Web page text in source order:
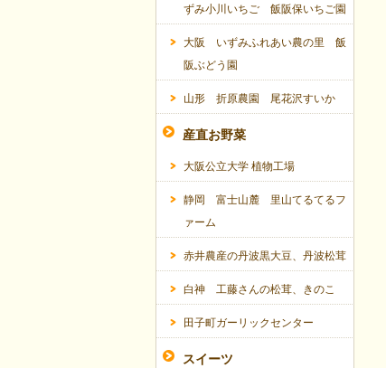
ずみ小川いちご 飯阪保いちご園
大阪 いずみふれあい農の里 飯
阪ぶどう園
山形 折原農園 尾花沢すいか
産直お野菜
大阪公立大学 植物工場
静岡 富士山麓 里山てるてるフ
ァーム
赤井農産の丹波黒大豆、丹波松茸
白神 工藤さんの松茸、きのこ
田子町ガーリックセンター
スイーツ